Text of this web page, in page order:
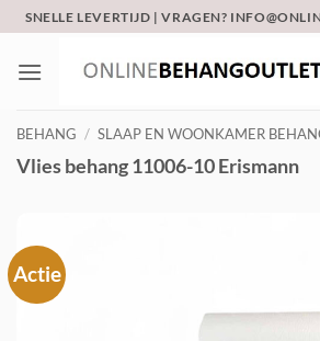
naar
inhoud
SNELLE LEVERTIJD | VRAGEN?
BEHANG / SLAAP EN WOONKAMER
Vlies behang 11006-10 Erismann
Actie